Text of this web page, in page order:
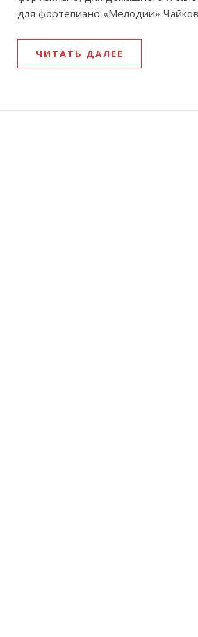
для фортепиано «Мелодии»
ЧИТАТЬ ДАЛЕЕ